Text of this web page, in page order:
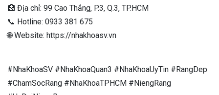
🏥 Địa chỉ: 99 Cao Thắng, P.3, Q.3, TP.HCM
📞 Hotline: 0933 381 675
🌐 Website: https://nhakhoasv.vn
#NhaKhoaSV #NhaKhoaQuan3 #NhaKhoaUyTin #RangDep
#ChamSocRang #NhaKhoaTPHCM #NiengRang